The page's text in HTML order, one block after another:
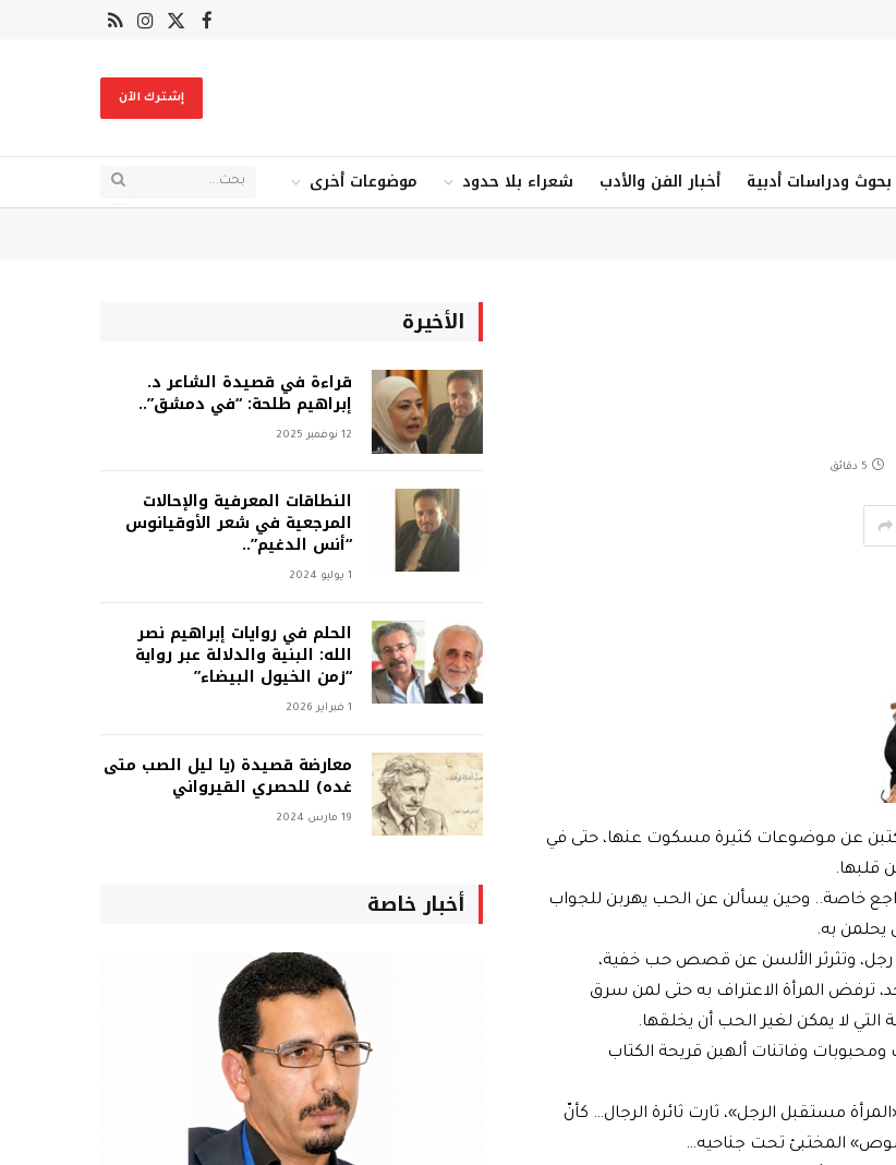
فيسبوك
X
الانستغرام
RSS
إشترك الآن
بحوث ودراسات أدبية أخبار الفن والأدب شعراء بلا حدود موضوعات أخرى
5 دقائق
كتبن عن موضوعات كثيرة مسكوت عنها، حتى في
قلبها.
خاصة.. وحين يسألن عن الحب يهربن للجواب
يحلمن به.
رجل، وتثرثر الألسن عن قصص حب خفية،
المرأة الاعتراف به حتى لمن سرق
لا يمكن لغير الحب أن يخلقها.
ومحبوبات وفاتنات ألهبن قريحة الكتاب
هذا حين قال الشاعر الفرنسي لويس أراغون سنة 1963: «المرأة مستقبل الرجل»، ثارت ثائرة الرجال… كأنّ
المختبئ تحت جناحيه…
الأخيرة
قراءة في قصيدة الشاعر د.
إبراهيم طلحة: “في دمشق”..
12 نوفمبر 2025
النطاقات المعرفية والإحالات
المرجعية في شعر الأوقيانوس
“أنس الدغيم”..
1 يوليو 2024
الحلم في روايات إبراهيم نصر
الله: البنية والدلالة عبر رواية
“زمن الخيول البيضاء”
1 فبراير 2026
معارضة قصيدة (يا ليل الصب متى
غده) للحصري القيرواني
19 مارس 2024
أخبار خاصة